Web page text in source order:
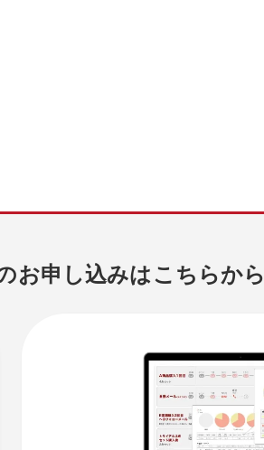
お申し込みはこちらから